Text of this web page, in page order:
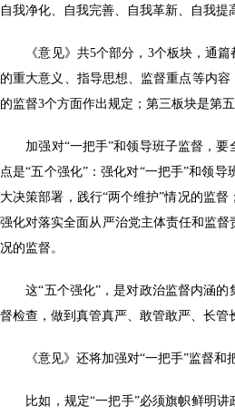
自我净化、自我完善、自我革新、自我
《意见》共5个部分，3个板块，通篇
的重大意义、指导思想、监督重点等内
的监督3个方面作出规定；第三板块是第
加强对“一把手”和领导班子监督，要
点是“五个强化”：强化对“一把手”和领
大决策部署，践行“两个维护”情况的监
强化对落实全面从严治党主体责任和监
况的监督。
这“五个强化”，是对政治监督内涵的
督检查，做到真管真严、敢管敢严、长管
《意见》还将加强对“一把手”监督和
比如，规定“一把手”必须旗帜鲜明讲